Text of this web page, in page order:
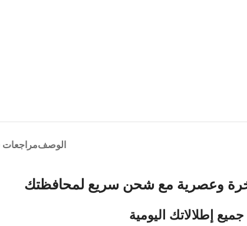
الوصفمراجعات
وعصرية مع شحن سريع لمحافظتك
إطلالاتك اليومية